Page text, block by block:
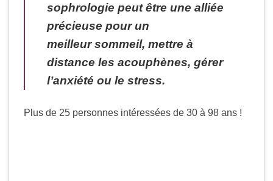
sophrologie peut être une alliée
précieuse pour un
meilleur sommeil, mettre à
distance les acouphènes, gérer
l’anxiété ou le stress.
Plus de 25 personnes intéressées de 30 à 98 ans !